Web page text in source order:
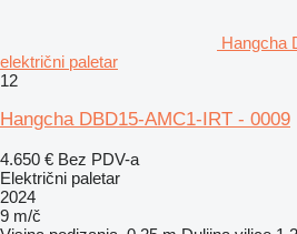
Hangcha
električni paletar
12
Hangcha DBD15-AMC1-IRT - 0009
4.650 € Bez PDV-a
Električni paletar
2024
9 m/č